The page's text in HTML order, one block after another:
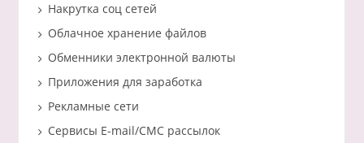
Накрутка соц сетей
Облачное хранение файлов
Обменники электронной валюты
Приложения для заработка
Рекламные сети
Сервисы E-mail/СМС рассылок